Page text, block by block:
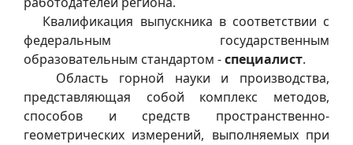
Квалификация выпускника в соответствии с
федеральным государственным
образовательным стандартом -специалист.
Область горной науки и производства,
представляющая собой комплекс методов,
способов и средств пространственно-
геометрических измерений, выполняемых при